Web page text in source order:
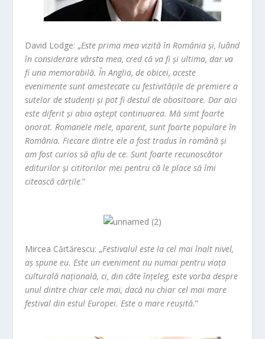
David Lodge: „Este prima mea vizită în România și, luând
în considerare vârsta mea, cred că va fi și ultima, dar va
fi una memorabilă. În Anglia, de obicei, aceste
evenimente sunt amestecate cu festivitățile de premiere a
sutelor de studenți și pot fi destul de obositoare. Dar aici
este diferit și abia aștept continuarea. Mă simt foarte
onorat. Romanele mele, aparent, sunt foarte populare în
România. Fiecare dintre ele a fost tradus în română și
am fost curios să aflu de ce. Sunt foarte recunoscător
editurilor și cititorilor mei pentru că le place să îmi
citească cărțile.”
Mircea Cărtărescu: „Festivalul este la cel mai înalt nivel,
aș spune eu. Este un eveniment nu numai pentru viața
culturală națională, ci, din câte înțeleg, este vorba despre
unul dintre chiar cele mai, dacă nu chiar cel mai mare
festival din estul Europei. Este o mare reușită.”